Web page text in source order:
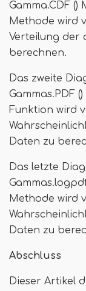
Gamma.CDF ()
Methode wird
Verteilung der
berechnen.
Das zweite
Gammas.PDF
Funktion wird
Daten zu
Das letzte
Methode wird
Daten zu
Abschluss
Dieser Artikel